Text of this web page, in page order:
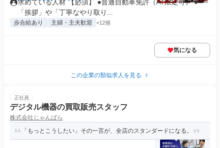
求めている人材 【必須】 ●普通自動車免許（AT限定可） ●
「挨拶」や「丁寧なやり取り...
歩合給あり 主婦・主夫歓迎 +12個
気になる
この企業の類似求人を見る
正社員
デジタル機器の買取販売スタッフ
株式会社じゃんぱら
「もっとこうしたい」その一言が、全店のスタンダードになる。